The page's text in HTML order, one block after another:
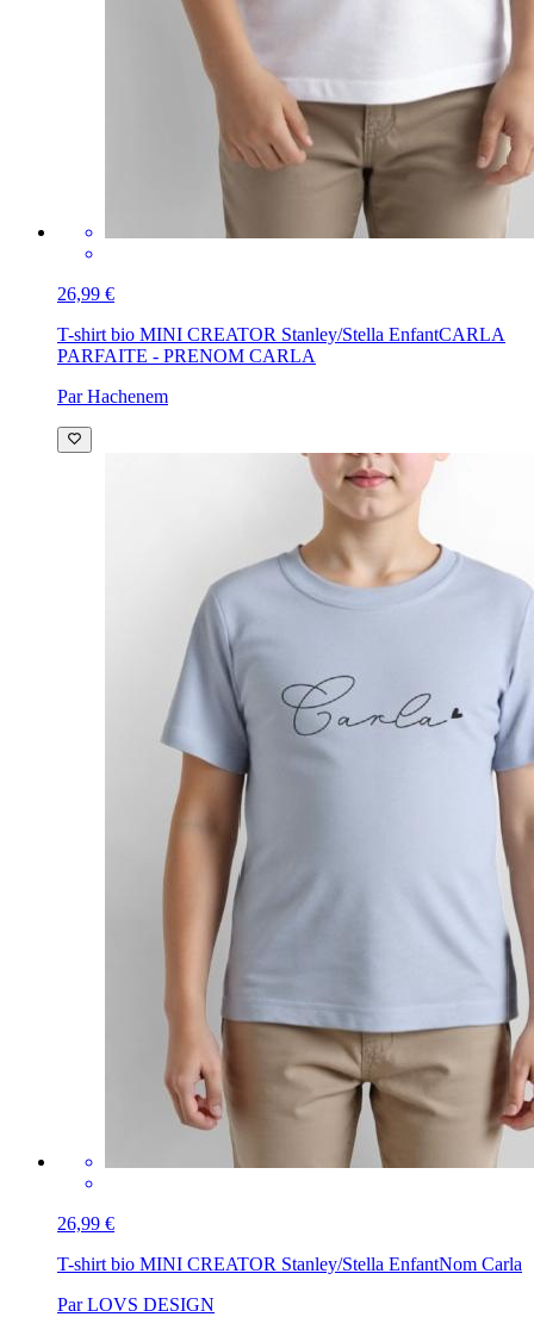
26,99 €
T-shirt bio MINI CREATOR Stanley/Stella EnfantCARLA
PARFAITE - PRENOM CARLA
Par Hachenem
26,99 €
T-shirt bio MINI CREATOR Stanley/Stella EnfantNom Carla
Par LOVS DESIGN